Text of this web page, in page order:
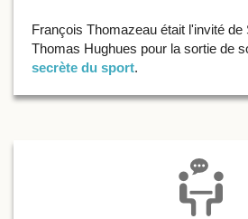
François Thomazeau était l'invité de
Thomas Hughues pour la sortie de
secrète du sport.